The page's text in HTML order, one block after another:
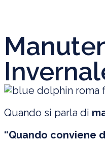
Quando si parla di
“Quando conviene